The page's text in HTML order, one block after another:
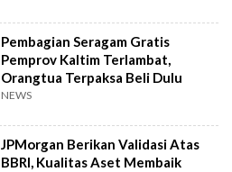
Pembagian Seragam Gratis
Pemprov Kaltim Terlambat,
Orangtua Terpaksa Beli Dulu
NEWS
JPMorgan Berikan Validasi Atas
BBRI, Kualitas Aset Membaik